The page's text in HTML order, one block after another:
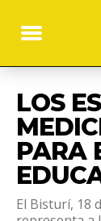
LOS
PARA
El Bisturí, 18